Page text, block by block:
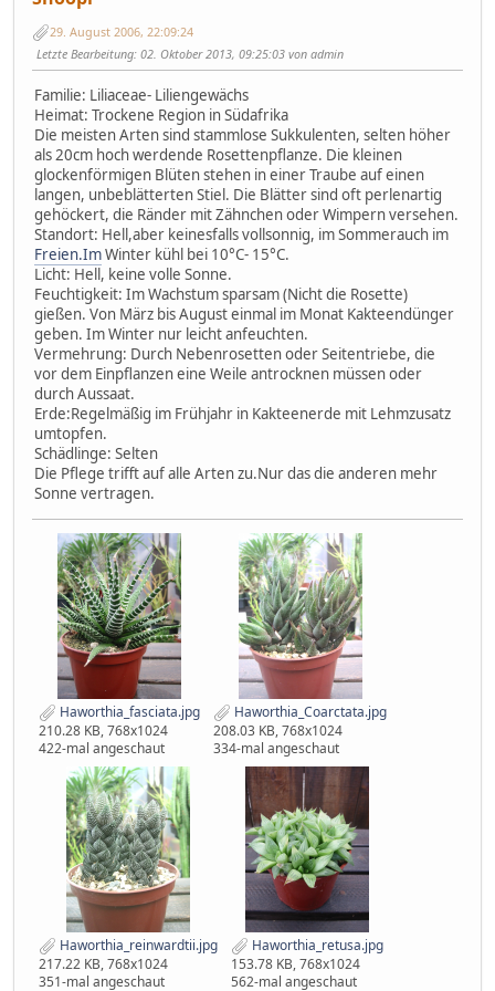
29. August 2006, 22:09:24
Letzte Bearbeitung: 02. Oktober 2013, 09:25:03 von admin
Familie: Liliaceae- Liliengewächs
Heimat: Trockene Region in Südafrika
Die meisten Arten sind stammlose Sukkulenten, selten höher
als 20cm hoch werdende Rosettenpflanze. Die kleinen
glockenförmigen Blüten stehen in einer Traube auf einen
langen, unbeblätterten Stiel. Die Blätter sind oft perlenartig
gehöckert, die Ränder mit Zähnchen oder Wimpern versehen.
Standort: Hell,aber keinesfalls vollsonnig, im Sommerauch im
Freien.ImWinter kühl bei 10°C- 15°C.
Licht: Hell, keine volle Sonne.
Feuchtigkeit: Im Wachstum sparsam (Nicht die Rosette)
gießen. Von März bis August einmal im Monat Kakteendünger
geben. Im Winter nur leicht anfeuchten.
Vermehrung: Durch Nebenrosetten oder Seitentriebe, die
vor dem Einpflanzen eine Weile antrocknen müssen oder
durch Aussaat.
Erde:Regelmäßig im Frühjahr in Kakteenerde mit Lehmzusatz
umtopfen.
Schädlinge: Selten
Die Pflege trifft auf alle Arten zu.Nur das die anderen mehr
Sonne vertragen.
Haworthia_fasciata.jpg
210.28 KB, 768x1024
422-mal angeschaut
Haworthia_Coarctata.jpg
208.03 KB, 768x1024
334-mal angeschaut
Haworthia_reinwardtii.jpg
217.22 KB, 768x1024
351-mal angeschaut
Haworthia_retusa.jpg
153.78 KB, 768x1024
562-mal angeschaut